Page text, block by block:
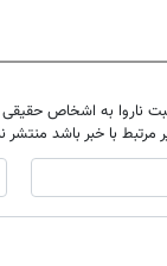
ناروا به اشخاص
مرتبط با خبر باشد